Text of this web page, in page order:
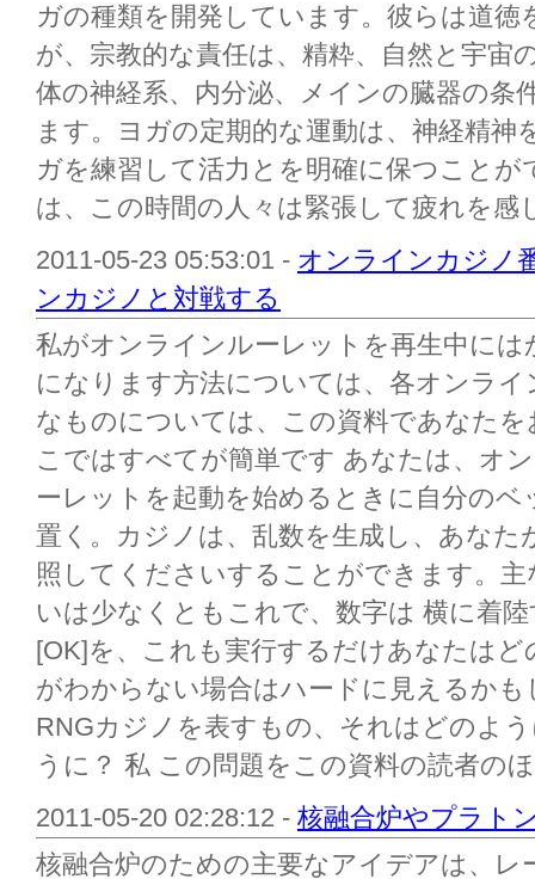
ガの種類を開発しています。彼らは道徳
が、宗教的な責任は、精粋、自然と宇宙
体の神経系、内分泌、メインの臓器の条
ます。ヨガの定期的な運動は、神経精
ガを練習して活力とを明確に保つことが
は、この時間の人々は緊張して疲れを感
2011-05-23 05:53:01 - オンラインカジノ
ンカジノと対戦する
私がオンラインルーレットを再生中に
になります方法については、各オンラ
なものについては、この資料であなた
こではすべてが簡単です あなたは、オ
ーレットを起動を始めるときに自分の
置く。カジノは、乱数を生成し、あなた
照してくださいすることができます。
いは少なくともこれで、数字は 横に着
[OK]を、これも実行するだけあなたは
がわからない場合はハードに見えるか
RNGカジノを表すもの、それはどのよ
うに？ 私 この問題をこの資料の読者の
2011-05-20 02:28:12 - 核融合炉やプラト
核融合炉のための主要なアイデアは、